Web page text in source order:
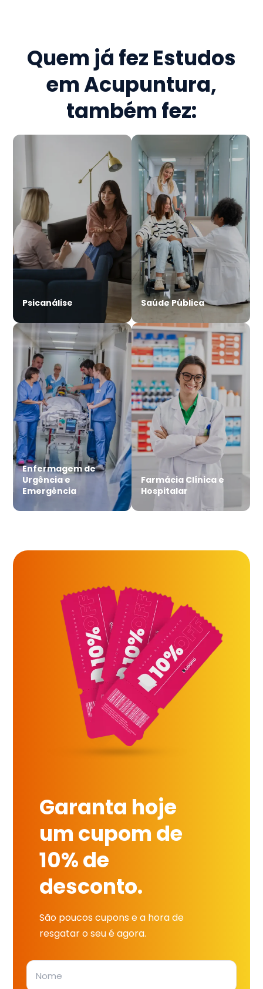
Quem já fez Estudos
em Acupuntura,
também fez:
Psicanálise Saúde Pública
Enfermagem de
Urgência e
Emergência
Farmácia Clínica e
Hospitalar
Garanta hoje
um cupom de
10% de
desconto.
São poucos cupons e a hora de
resgatar o seu é agora.